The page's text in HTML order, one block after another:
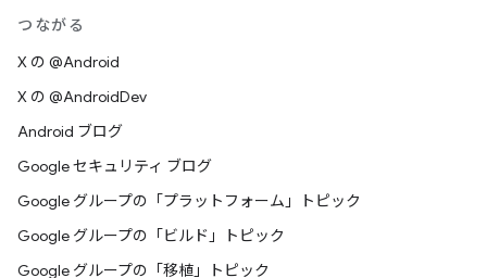
つながる
X の @Android
X の @AndroidDev
Android ブログ
Google セキュリティ ブログ
Google グループの「プラットフォーム」トピック
Google グループの「ビルド」トピック
Google グループの「移植」トピック